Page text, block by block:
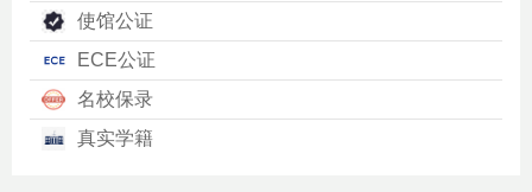
使馆公证
ECE公证
名校保录
真实学籍